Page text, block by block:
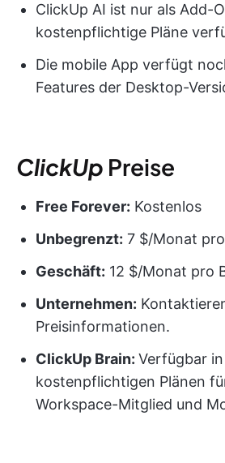
ClickUp AI ist nur als Add-
kostenpflichtige Pläne
Die mobile App verfügt
Features der Desktop-
ClickUp Preise
Free Forever: Kostenlos
Unbegrenzt: 7 $/Monat
Geschäft: 12 $/Monat pro
Unternehmen:
Preisinformationen.
ClickUp Brain: Verfügbar
kostenpflichtigen Plänen
Workspace-Mitglied und